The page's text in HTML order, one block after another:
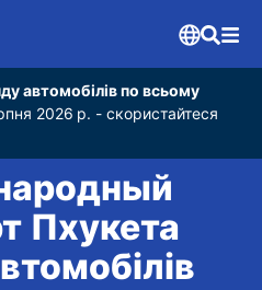
автомобілів по всьому
2026 р. - скористайтеся
Пхукета